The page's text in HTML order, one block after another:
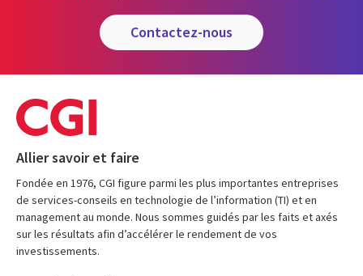
contactez-nous
Allier savoir et faire
Fondée en 1976, CGI figure parmi les plus importantes entreprises
de services-conseils en technologie de l’information (TI) et en
management au monde. Nous sommes guidés par les faits et axés
sur les résultats afin d’accélérer le rendement de vos
investissements.